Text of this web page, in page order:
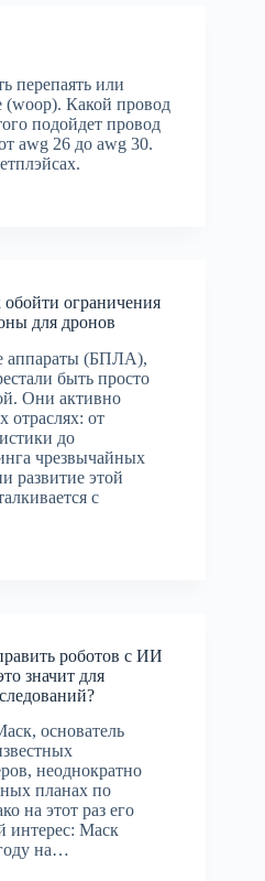
перепаять или
(woop). Какой провод
подойдет провод
awg 26 до awg 30.
ограничения
для дронов
аппараты (БПЛА),
быть просто
Они активно
отраслях: от
до
чрезвычайных
развитие этой
с
роботов с ИИ
значит для
основатель
неоднократно
планах по
на этот раз его
интерес: Маск
на…